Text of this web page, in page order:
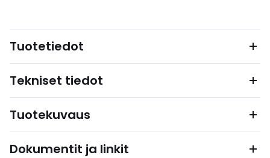
Tuotetiedot
Tekniset tiedot
Tuotekuvaus
Dokumentit ja linkit